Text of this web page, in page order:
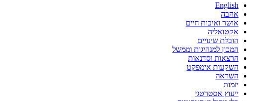
English
אהבה
אושר ואיכות חיים
אקטואליה
הובלת שינויים
המכון למנהיגות וממשל
הרצאות וסדנאות
השקעות אימפקט
השראה
יזמות
ייעוץ אסטרטגי